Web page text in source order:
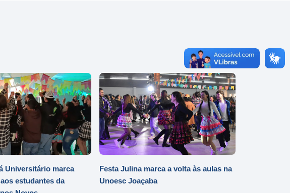
Universitário marca
estudantes da
Festa Julina marca a volta às aulas na
Unoesc Joaçaba